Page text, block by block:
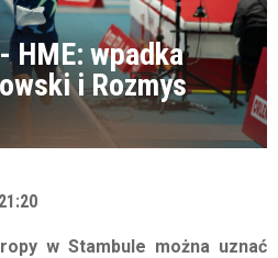
HME: wpadka
i Rozmys
w Stambule można uznać